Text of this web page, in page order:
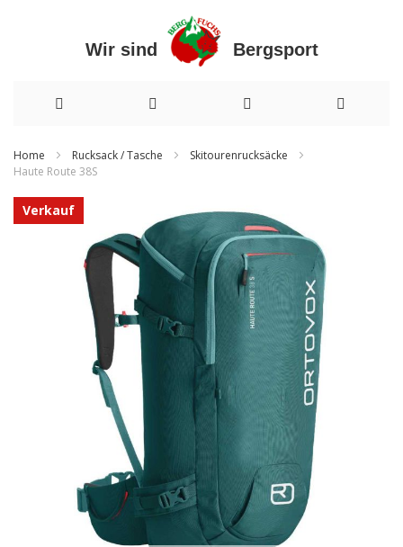
Wir sind Bergsport
zum
Inhalt
Home Rucksack / Tasche
Skitourenrucksäcke
Haute Route 38S
Zum
Ende
Bildergalerie
Verkauf